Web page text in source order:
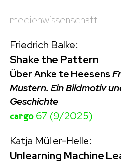
medienwissenschaft
Friedrich Balke:
Shake the Pattern
Über Anke te Heesens
Mustern. Ein Bildmotiv
Geschichte
cargo 67 (9/2025)
Katja Müller-Helle:
Unlearning Machine